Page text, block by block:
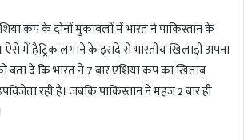
कप के दोनों मुकाबलों में भारत ने पाकिस्तान के
ऐसे में हैट्रिक लगाने के इरादे से भारतीय खिलाड़ी अपना
दें कि भारत ने 7 बार एशिया कप का खिताब
रही है। जबकि पाकिस्तान ने महज 2 बार ही